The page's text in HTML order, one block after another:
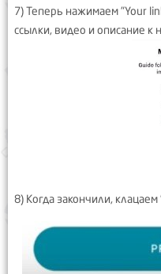
7) Теперь нажимаем "Your
ссылки, видео и описание к
8) Когда закончили,